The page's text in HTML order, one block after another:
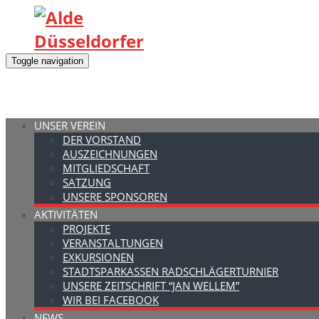
Toggle navigation
UNSER VEREIN
DER VORSTAND
AUSZEICHNUNGEN
MITGLIEDSCHAFT
SATZUNG
UNSERE SPONSOREN
AKTIVITÄTEN
PROJEKTE
VERANSTALTUNGEN
EXKURSIONEN
STADTSPARKASSEN RADSCHLÄGERTURNIER
UNSERE ZEITSCHRIFT “JAN WELLEM”
WIR BEI FACEBOOK